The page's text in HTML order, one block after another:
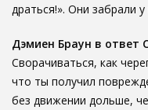
драться!». Они забрали
Дэмиен Браун в ответ
Сворачиваться, как
что ты получил
без движении дольше,